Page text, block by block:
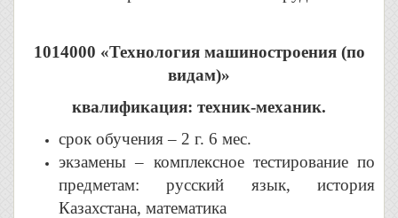
1014000 «Технология машиностроения (по
видам)»
квалификация: техник-механик.
срок обучения – 2 г. 6 мес.
экзамены – комплексное тестирование по
предметам: русский язык, история
Казахстана, математика